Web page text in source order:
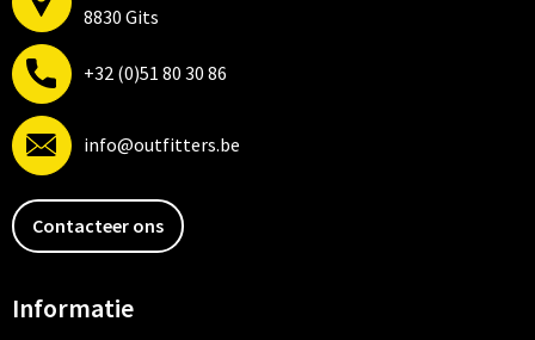
8830 Gits
+32 (0)51 80 30 86
info@outfitters.be
Contacteer ons
Informatie